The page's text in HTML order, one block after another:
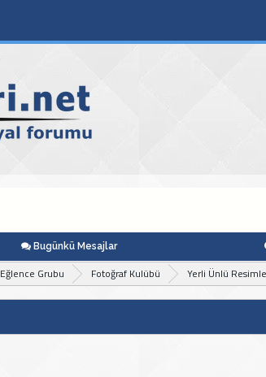
Bugünkü Mesajlar
Eğlence Grubu Fotoğraf Kulübü Yerli Ünlü